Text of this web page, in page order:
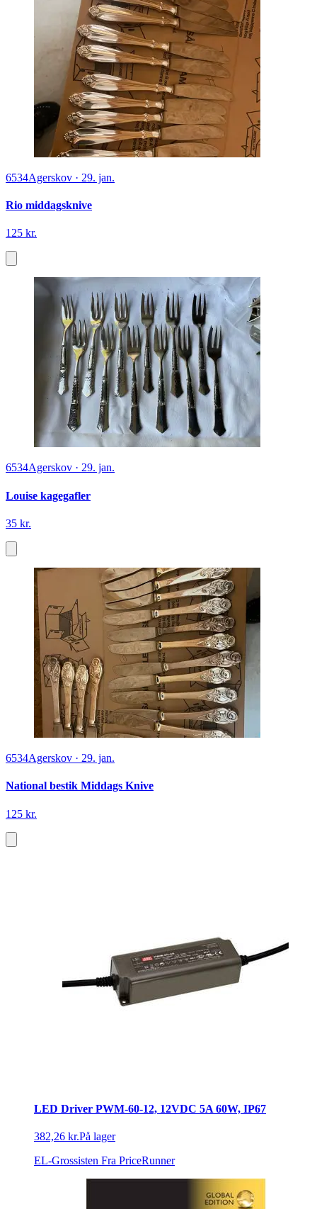
6534Agerskov · 29. jan.
Rio middagsknive
125 kr.
6534Agerskov · 29. jan.
Louise kagegafler
35 kr.
6534Agerskov · 29. jan.
National bestik Middags Knive
125 kr.
LED Driver PWM-60-12, 12VDC 5A 60W, IP67
382,26 kr.På lager
EL-Grossisten Fra PriceRunner